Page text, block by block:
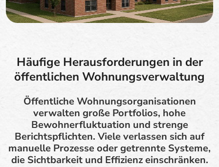
Häufige Herausforderungen in der
öffentlichen Wohnungsverwaltung
Öffentliche Wohnungsorganisationen
verwalten große Portfolios, hohe
Bewohnerfluktuation und strenge
Berichtspflichten. Viele verlassen sich auf
manuelle Prozesse oder getrennte Systeme,
die Sichtbarkeit und Effizienz einschränken.